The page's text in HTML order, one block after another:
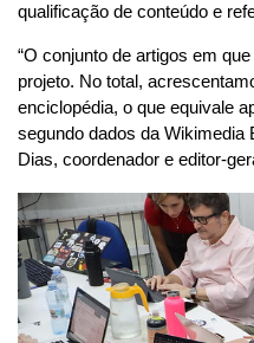
qualificação de conteúdo e
“O conjunto de artigos em
projeto. No total,
enciclopédia, o que equivale
segundo dados da Wikimedia
Dias, coordenador e editor-